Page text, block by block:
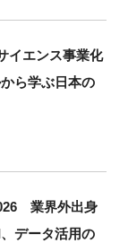
イエンス事業化
ら学ぶ日本の
業界外出身
データ活用の